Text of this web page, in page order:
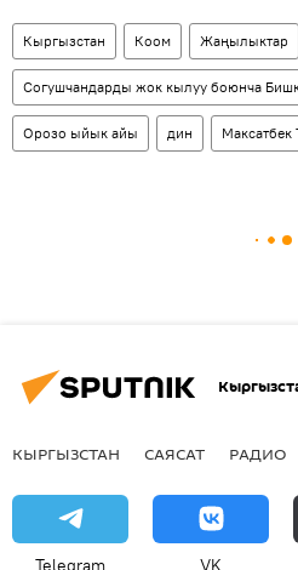
Кыргызстан Коом Жаңылыктар
Согушчандарды жок кылуу боюнча
Орозо ыйык айы дин Максатбек
КЫРГЫЗСТАН САЯСАТ РАДИО
Telegram VK